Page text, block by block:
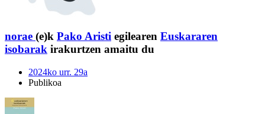
norae (e)k Pako Aristi egilearen Euskararen
isobarak irakurtzen amaitu du
2024ko urr. 29a
Publikoa